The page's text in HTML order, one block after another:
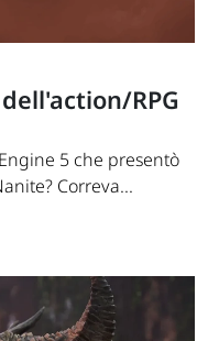
RPG
5 che presentò
Correva...